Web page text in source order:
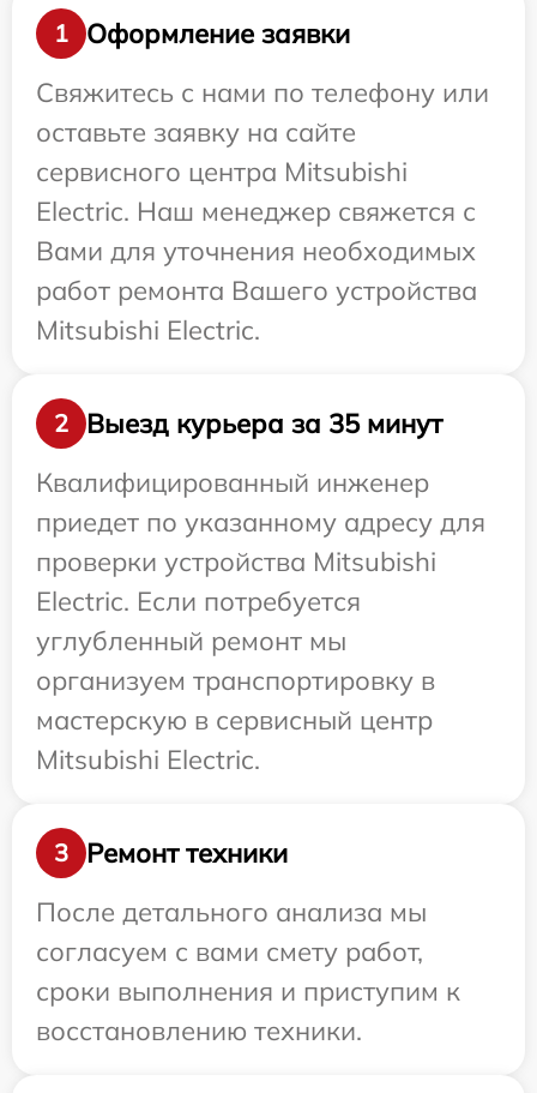
1
Оформление заявки
Свяжитесь с нами по телефону или
оставьте заявку на сайте
сервисного центра Mitsubishi
Electric. Наш менеджер свяжется с
Вами для уточнения необходимых
работ ремонта Вашего устройства
Mitsubishi Electric.
2
Выезд курьера за 35 минут
Квалифицированный инженер
приедет по указанному адресу для
проверки устройства Mitsubishi
Electric. Если потребуется
углубленный ремонт мы
организуем транспортировку в
мастерскую в сервисный центр
Mitsubishi Electric.
3
Ремонт техники
После детального анализа мы
согласуем с вами смету работ,
сроки выполнения и приступим к
восстановлению техники.